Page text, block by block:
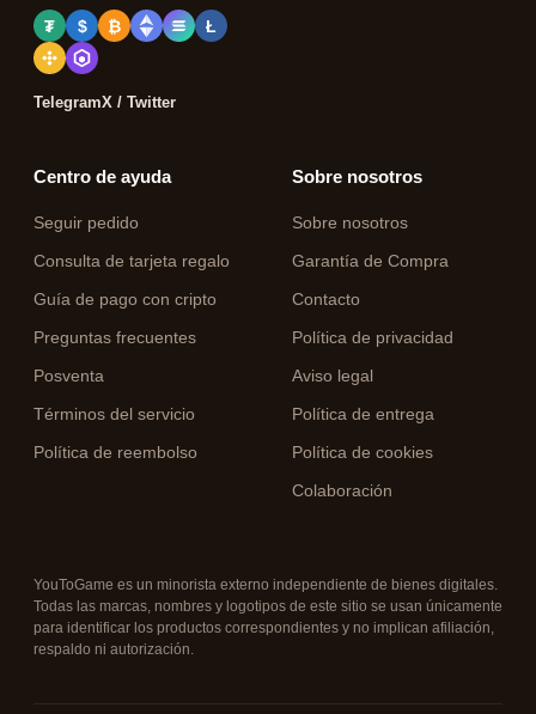
₮ $ ₿ Ł
TelegramX / Twitter
Centro de ayuda
Seguir pedido
Consulta de tarjeta regalo
Guía de pago con cripto
Preguntas frecuentes
Posventa
Términos del servicio
Política de reembolso
Sobre nosotros
Sobre nosotros
Garantía de Compra
Contacto
Política de privacidad
Aviso legal
Política de entrega
Política de cookies
Colaboración
YouToGame es un minorista externo independiente de bienes digitales.
Todas las marcas, nombres y logotipos de este sitio se usan únicamente
para identificar los productos correspondientes y no implican afiliación,
respaldo ni autorización.